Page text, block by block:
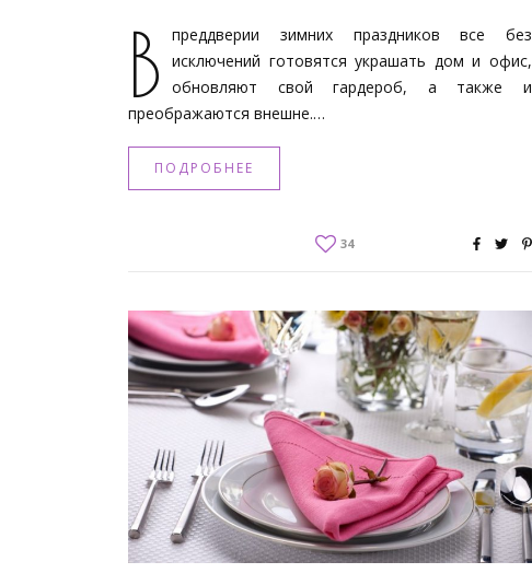
В
преддверии зимних праздников все без
исключений готовятся украшать дом и офис,
обновляют свой гардероб, а также и
преображаются внешне.…
ПОДРОБНЕЕ
34